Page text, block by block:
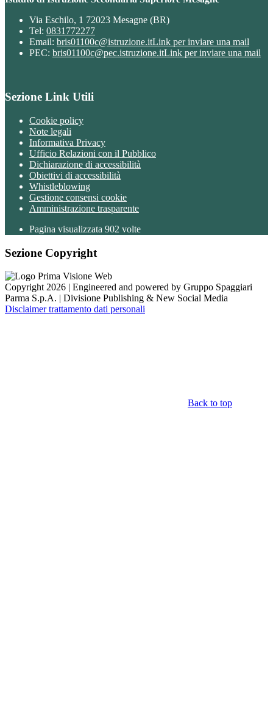
Via Eschilo, 1 72023 Mesagne (BR)
Tel: 0831772277
Email: bris01100c@istruzione.itLink per inviare una mail
PEC: bris01100c@pec.istruzione.itLink per inviare una mail
Sezione Link Utili
Cookie policy
Note legali
Informativa Privacy
Ufficio Relazioni con il Pubblico
Dichiarazione di accessibilità
Obiettivi di accessibilità
Whistleblowing
Gestione consensi cookie
Amministrazione trasparente
Pagina visualizzata 902 volte
Sezione Copyright
Copyright 2026 | Engineered and powered by Gruppo Spaggiari
Parma S.p.A. | Divisione Publishing & New Social Media
Disclaimer trattamento dati personali
Back to top